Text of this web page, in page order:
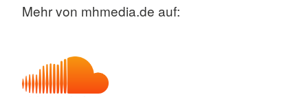
Mehr von mhmedia.de auf: